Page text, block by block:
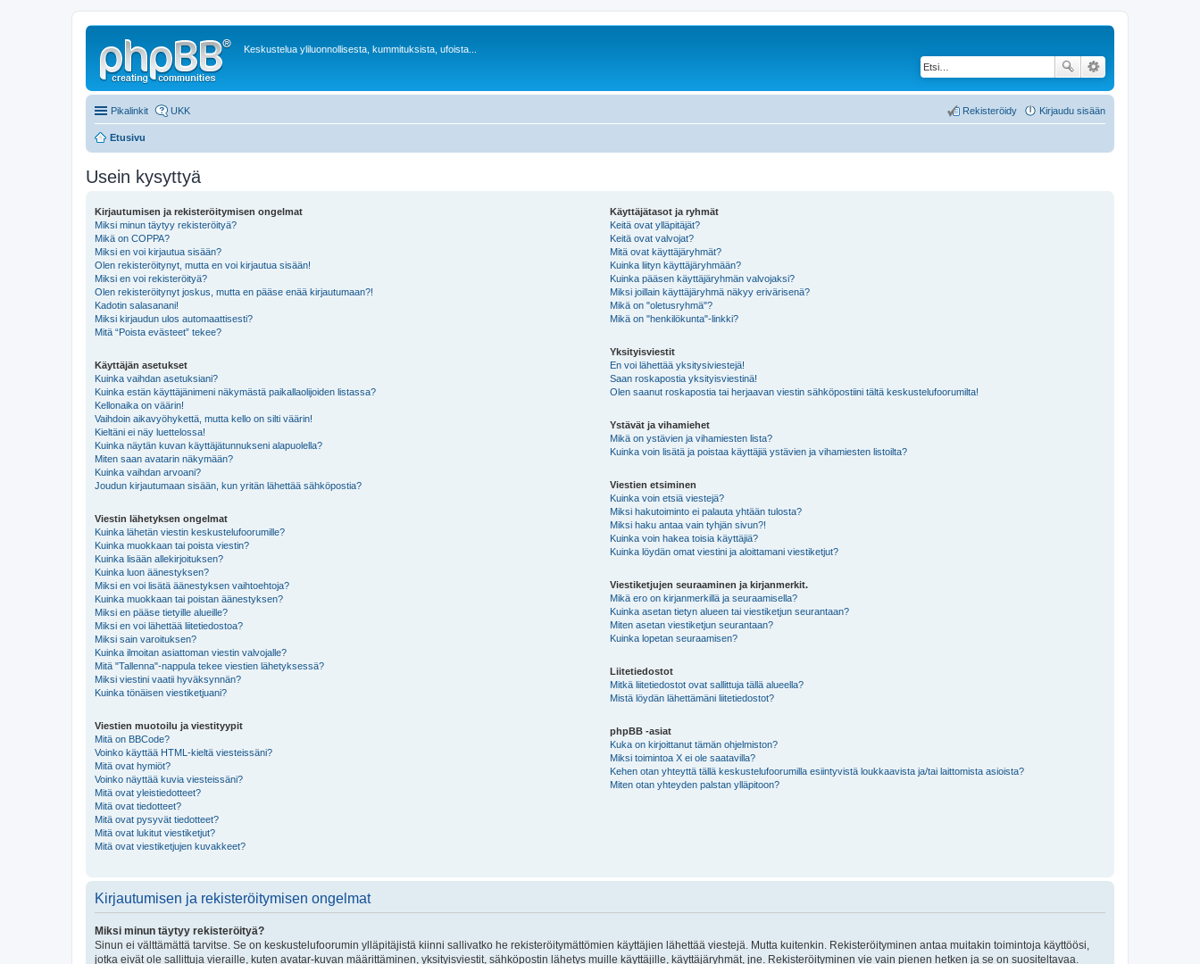
Keskustelua yliluonnollisesta, kummituksista, ufoista...
Pikalinkit UKK Kirjaudu sisään
Rekisteröidy
Etusivu
Usein kysyttyä
Kirjautumisen ja rekisteröitymisen ongelmat
Miksi minun täytyy rekisteröityä?
Mikä on COPPA?
Miksi en voi kirjautua sisään?
Olen rekisteröitynyt, mutta en voi kirjautua sisään!
Miksi en voi rekisteröityä?
Olen rekisteröitynyt joskus, mutta en pääse enää kirjautumaan?!
Kadotin salasanani!
Miksi kirjaudun ulos automaattisesti?
Mitä “Poista evästeet” tekee?
Käyttäjän asetukset
Kuinka vaihdan asetuksiani?
Kuinka estän käyttäjänimeni näkymästä paikallaolijoiden listassa?
Kellonaika on väärin!
Vaihdoin aikavyöhykettä, mutta kello on silti väärin!
Kieltäni ei näy luettelossa!
Kuinka näytän kuvan käyttäjätunnukseni alapuolella?
Miten saan avatarin näkymään?
Kuinka vaihdan arvoani?
Joudun kirjautumaan sisään, kun yritän lähettää sähköpostia?
Viestin lähetyksen ongelmat
Kuinka lähetän viestin keskustelufoorumille?
Kuinka muokkaan tai poista viestin?
Kuinka lisään allekirjoituksen?
Kuinka luon äänestyksen?
Miksi en voi lisätä äänestyksen vaihtoehtoja?
Kuinka muokkaan tai poistan äänestyksen?
Miksi en pääse tietyille alueille?
Miksi en voi lähettää liitetiedostoa?
Miksi sain varoituksen?
Kuinka ilmoitan asiattoman viestin valvojalle?
Mitä "Tallenna"-nappula tekee viestien lähetyksessä?
Miksi viestini vaatii hyväksynnän?
Kuinka tönäisen viestiketjuani?
Viestien muotoilu ja viestityypit
Mitä on BBCode?
Voinko käyttää HTML-kieltä viesteissäni?
Mitä ovat hymiöt?
Voinko näyttää kuvia viesteissäni?
Mitä ovat yleistiedotteet?
Mitä ovat tiedotteet?
Mitä ovat pysyvät tiedotteet?
Mitä ovat lukitut viestiketjut?
Mitä ovat viestiketjujen kuvakkeet?
Käyttäjätasot ja ryhmät
Keitä ovat ylläpitäjät?
Keitä ovat valvojat?
Mitä ovat käyttäjäryhmät?
Kuinka liityn käyttäjäryhmään?
Kuinka pääsen käyttäjäryhmän valvojaksi?
Miksi joillain käyttäjäryhmä näkyy erivärisenä?
Mikä on "oletusryhmä"?
Mikä on "henkilökunta"-linkki?
Yksityisviestit
En voi lähettää yksitysiviestejä!
Saan roskapostia yksityisviestinä!
Olen saanut roskapostia tai herjaavan viestin sähköpostiini tältä keskustelufoorumilta!
Ystävät ja vihamiehet
Mikä on ystävien ja vihamiesten lista?
Kuinka voin lisätä ja poistaa käyttäjiä ystävien ja vihamiesten listoilta?
Viestien etsiminen
Kuinka voin etsiä viestejä?
Miksi hakutoiminto ei palauta yhtään tulosta?
Miksi haku antaa vain tyhjän sivun?!
Kuinka voin hakea toisia käyttäjiä?
Kuinka löydän omat viestini ja aloittamani viestiketjut?
Viestiketjujen seuraaminen ja kirjanmerkit.
Mikä ero on kirjanmerkillä ja seuraamisella?
Kuinka asetan tietyn alueen tai viestiketjun seurantaan?
Miten asetan viestiketjun seurantaan?
Kuinka lopetan seuraamisen?
Liitetiedostot
Mitkä liitetiedostot ovat sallittuja tällä alueella?
Mistä löydän lähettämäni liitetiedostot?
phpBB -asiat
Kuka on kirjoittanut tämän ohjelmiston?
Miksi toimintoa X ei ole saatavilla?
Kehen otan yhteyttä tällä keskustelufoorumilla esiintyvistä loukkaavista ja/tai laittomista asioista?
Miten otan yhteyden palstan ylläpitoon?
Kirjautumisen ja rekisteröitymisen ongelmat
Miksi minun täytyy rekisteröityä?
Sinun ei välttämättä tarvitse. Se on keskustelufoorumin ylläpitäjistä kiinni sallivatko he rekisteröitymättömien käyttäjien lähettää viestejä. Mutta kuitenkin. Rekisteröityminen antaa muitakin toimintoja käyttöösi,
jotka eivät ole sallittuja vieraille, kuten avatar-kuvan määrittäminen, yksityisviestit, sähköpostin lähetys muille käyttäjille, käyttäjäryhmät, jne. Rekisteröityminen vie vain pienen hetken ja se on suositeltavaa.